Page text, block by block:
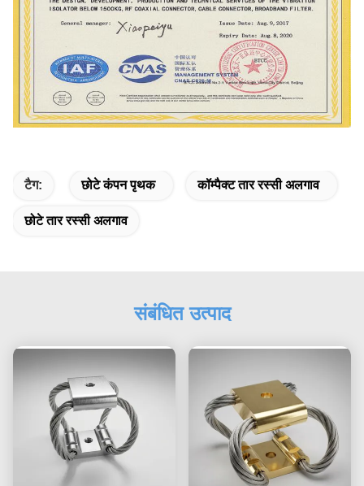
टैग: छोटे कंपन पृथक कॉम्पैक्ट तार रस्सी अलगाव
छोटे तार रस्सी अलगाव
संबंधित उत्पाद